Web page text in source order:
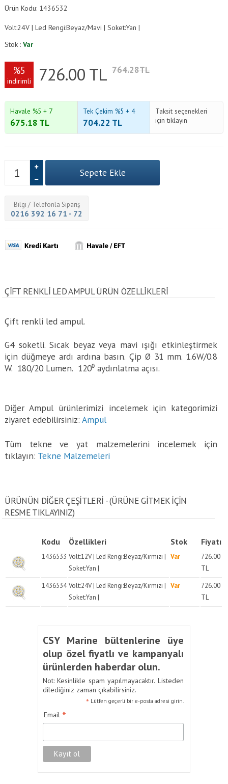
Ürün Kodu: 1436532
Volt:24V | Led Rengi:Beyaz/Mavi | Soket:Yan |
Stok :Var
%5
indirimli 726.00 TL 764.28TL
Havale %5 + 7
675.18 TL
Tek Çekim %5 + 4
704.22 TL
Taksit seçenekleri
için tıklayın
Bilgi / Telefonla Sipariş
0216 392 16 71 - 72
ÇIFT RENKLI LED AMPUL ÜRÜN ÖZELLİKLERİ
Çift renkli led ampul.
G4 soketli. Sıcak beyaz veya mavi ışığı etkinleştirmek
için düğmeye ardı ardına basın. Çip Ø 31 mm. 1.6W/0.8
W. 180/20 Lumen. 120⁰ aydınlatma açısı.
Diğer Ampul ürünlerimizi incelemek için kategorimizi
ziyaret edebilirsiniz:Ampul
Tüm tekne ve yat malzemelerini incelemek için
tıklayın: Tekne Malzemeleri
ÜRÜNÜN DİĞER ÇEŞİTLERİ - (ÜRÜNE GITMEK IÇIN
RESME TIKLAYINIZ)
Kodu Özellikleri Stok Fiyatı
1436533 Volt:12V | Led Rengi:Beyaz/Kırmızı |
Soket:Yan |
Var
726.00
TL
1436534 Volt:24V | Led Rengi:Beyaz/Kırmızı |
Soket:Yan |
Var
726.00
TL
CSY Marine bültenlerine üye
olup özel fiyatlı ve kampanyalı
ürünlerden haberdar olun.
Not: Kesinlikle spam yapılmayacaktır. Listeden
dilediğiniz zaman çıkabilirsiniz.
* Lütfen geçerli bir e-posta adresi girin.
Email *